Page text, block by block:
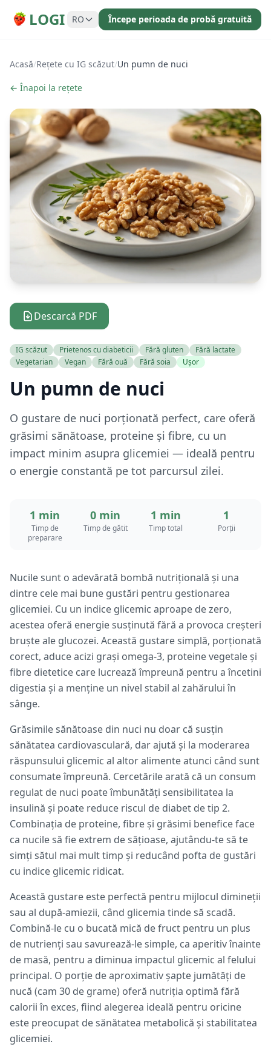
LOGI RO Începe perioada de probă gratuită
Acasă/Rețete cu IG scăzut/Un pumn de nuci
← Înapoi la rețete
Descarcă PDF
IG scăzut Prietenos cu diabeticii Fără gluten
Fără lactate
Vegetarian
Vegan Fără ouă Fără soia Ușor
Un pumn de nuci
O gustare de nuci porționată perfect, care oferă
grăsimi sănătoase, proteine și fibre, cu un
impact minim asupra glicemiei — ideală pentru
o energie constantă pe tot parcursul zilei.
1 min
Timp de
preparare
0 min
Timp de gătit
1 min
Timp total
1
Porții
Nucile sunt o adevărată bombă nutrițională și una
dintre cele mai bune gustări pentru gestionarea
glicemiei. Cu un indice glicemic aproape de zero,
acestea oferă energie susținută fără a provoca creșteri
bruște ale glucozei. Această gustare simplă, porționată
corect, aduce acizi grași omega-3, proteine vegetale și
fibre dietetice care lucrează împreună pentru a încetini
digestia și a menține un nivel stabil al zahărului în
sânge.
Grăsimile sănătoase din nuci nu doar că susțin
sănătatea cardiovasculară, dar ajută și la moderarea
răspunsului glicemic al altor alimente atunci când sunt
consumate împreună. Cercetările arată că un consum
regulat de nuci poate îmbunătăți sensibilitatea la
insulină și poate reduce riscul de diabet de tip 2.
Combinația de proteine, fibre și grăsimi benefice face
ca nucile să fie extrem de sățioase, ajutându-te să te
simți sătul mai mult timp și reducând pofta de gustări
cu indice glicemic ridicat.
Această gustare este perfectă pentru mijlocul dimineții
sau al după-amiezii, când glicemia tinde să scadă.
Combină-le cu o bucată mică de fruct pentru un plus
de nutrienți sau savurează-le simple, ca aperitiv înainte
de masă, pentru a diminua impactul glicemic al felului
principal. O porție de aproximativ șapte jumătăți de
nucă (cam 30 de grame) oferă nutriția optimă fără
calorii în exces, fiind alegerea ideală pentru oricine
este preocupat de sănătatea metabolică și stabilitatea
glicemiei.